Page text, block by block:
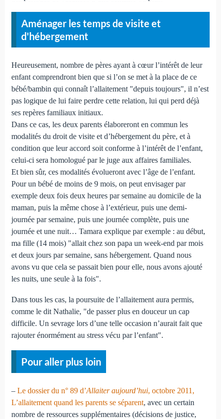
Aménager les temps de visite et
d'hébergement
Heureusement, nombre de pères ayant à cœur l’intérêt de leur
enfant comprendront bien que si l’on se met à la place de ce
bébé/bambin qui connaît l’allaitement "depuis toujours", il n’est
pas logique de lui faire perdre cette relation, lui qui perd déjà
ses repères familiaux initiaux.
Dans ce cas, les deux parents élaboreront en commun les
modalités du droit de visite et d’hébergement du père, et à
condition que leur accord soit conforme à l’intérêt de l’enfant,
celui-ci sera homologué par le juge aux affaires familiales.
Et bien sûr, ces modalités évolueront avec l’âge de l’enfant.
Pour un bébé de moins de 9 mois, on peut envisager par
exemple deux fois deux heures par semaine au domicile de la
maman, puis la même chose à l’extérieur, puis une demi-
journée par semaine, puis une journée complète, puis une
journée et une nuit… Tamara explique par exemple : au début,
ma fille (14 mois) "allait chez son papa un week-end par mois
et deux jours par semaine, sans hébergement. Quand nous
avons vu que cela se passait bien pour elle, nous avons ajouté
les nuits, une seule à la fois".
Dans tous les cas, la poursuite de l’allaitement aura permis,
comme le dit Nathalie, "de passer plus en douceur un cap
difficile. Un sevrage lors d’une telle occasion n’aurait fait que
rajouter énormément au stress vécu par l’enfant".
Pour aller plus loin
– Le dossier du n° 89 d’Allaiter aujourd’hui, octobre 2011,
L’allaitement quand les parents se séparent, avec un certain
nombre de ressources supplémentaires (décisions de justice,